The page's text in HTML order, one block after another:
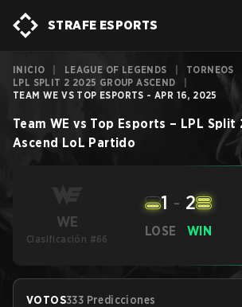
STRAFE ESPORTS
INICIO LEAGUE OF LEGENDS TORNEOS
LPL SPLIT 2 2025 GROUP ASCEND
TEAM WE VS TOP ESPORTS - APR 16, 2025
Team WE vs Top Esports – LPL Split
Ascend LoL Partido
WE
Clasificación #66
LOSE
1 - 2
WIN
VOTOS333 Predicciones